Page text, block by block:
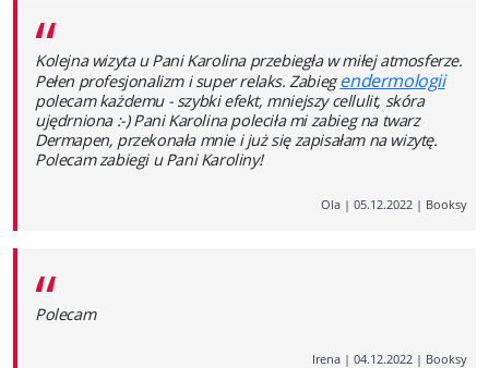
“
Kolejna wizyta u Pani Karolina przebiegła w miłej atmosferze.
Pełen profesjonalizm i super relaks. Zabiegendermologii
polecam każdemu - szybki efekt, mniejszy cellulit, skóra
ujędrniona :-) Pani Karolina poleciła mi zabieg na twarz
Dermapen, przekonała mnie i już się zapisałam na wizytę.
Polecam zabiegi u Pani Karoliny!
Ola | 05.12.2022 | Booksy
“
Polecam
Irena | 04.12.2022 | Booksy